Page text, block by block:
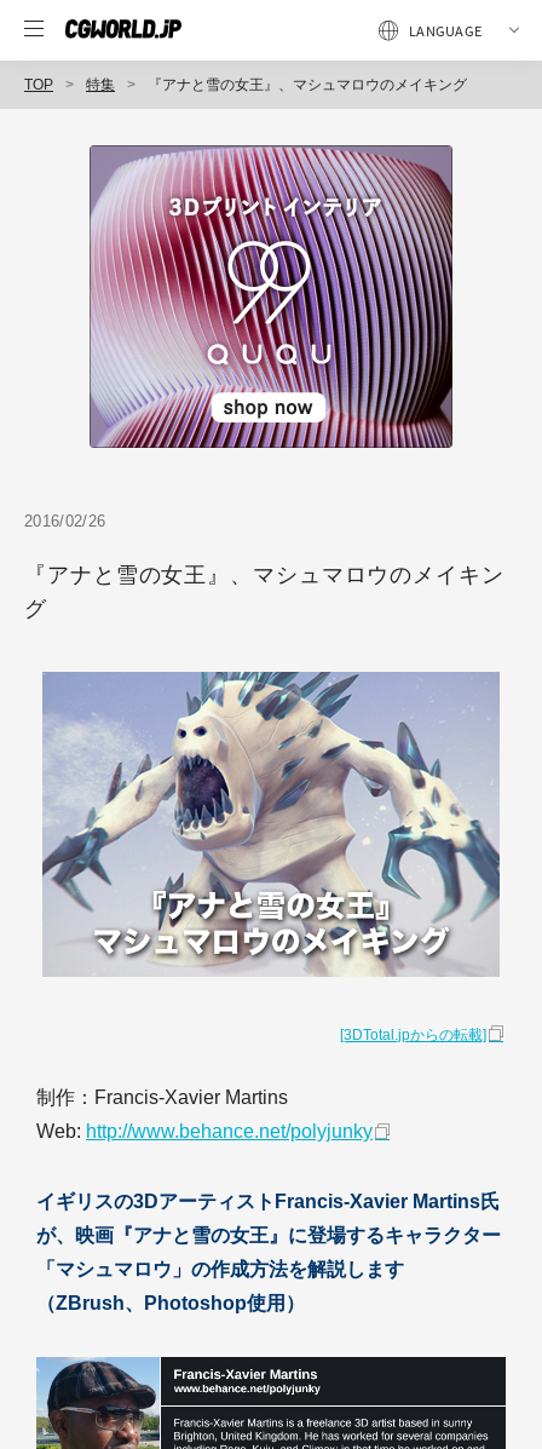
TOP 特集 『アナと雪の女王』、マシュマロウのメイキング
2016/02/26
『アナと雪の女王』、マシュマロウのメイキン
グ
[3DTotal.jpからの転載]
制作：Francis-Xavier Martins
Web: http://www.behance.net/polyjunky
イギリスの3DアーティストFrancis-Xavier Martins氏
が、映画『アナと雪の女王』に登場するキャラクター
「マシュマロウ」の作成方法を解説します
（ZBrush、Photoshop使用）